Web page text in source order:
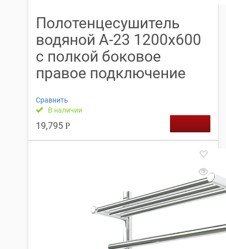
Полотенцесушитель
водяной А-23 1200х600
с полкой боковое
правое подключение
Сравнить
В наличии
19,795 Р